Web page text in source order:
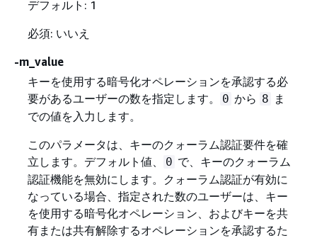
デフォルト: 1
必須: いいえ
-m_value
キーを使用する暗号化オペレーションを承認する必
要があるユーザーの数を指定します。
0 から 8 ま
での値を入力します。
このパラメータは、キーのクォーラム認証要件を確
立します。デフォルト値、
0 で、キーのクォーラム
認証機能を無効にします。クォーラム認証が有効に
なっている場合、指定された数のユーザーは、キー
を使用する暗号化オペレーション、およびキーを共
有または共有解除するオペレーションを承認するた